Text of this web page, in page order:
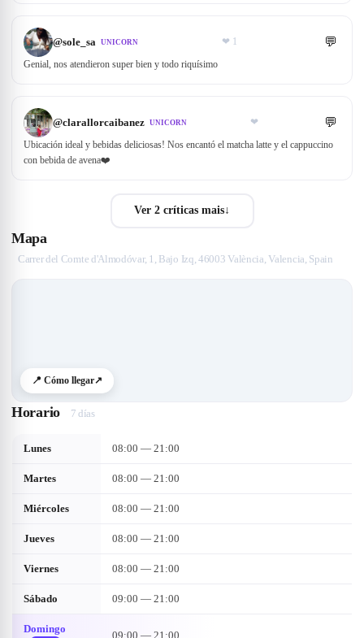
@sole_sa UNICORN ❤ 1 💬
Genial, nos atendieron super bien y todo riquísimo
@clarallorcaibanez UNICORN ❤ 💬
Ubicación ideal y bebidas deliciosas! Nos encantó el matcha latte y el cappuccino
con bebida de avena❤️
Ver 2 críticas mais↓
Mapa
Carrer del Comte d'Almodóvar, 1, Bajo Izq, 46003 València, Valencia, Spain
📍 Cómo llegar↗
Horario 7 días
Lunes 08:00 — 21:00
Martes 08:00 — 21:00
Miércoles 08:00 — 21:00
Jueves 08:00 — 21:00
Viernes 08:00 — 21:00
Sábado 09:00 — 21:00
Domingo
09:00 — 21:00